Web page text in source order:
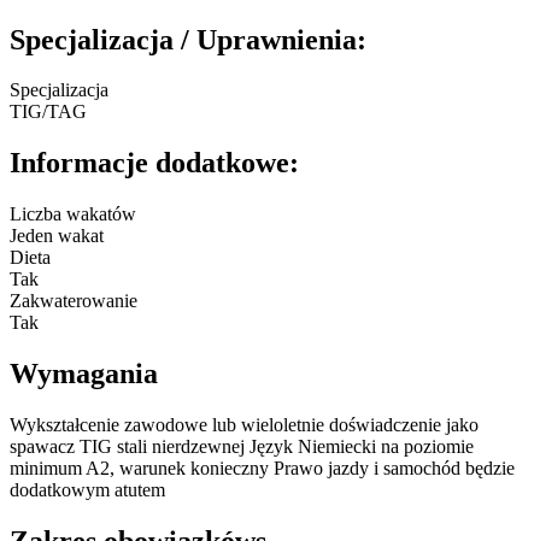
Specjalizacja / Uprawnienia:
Specjalizacja
TIG/TAG
Informacje dodatkowe:
Liczba wakatów
Jeden wakat
Dieta
Tak
Zakwaterowanie
Tak
Wymagania
Wykształcenie zawodowe lub wieloletnie doświadczenie jako
spawacz TIG stali nierdzewnej Język Niemiecki na poziomie
minimum A2, warunek konieczny Prawo jazdy i samochód będzie
dodatkowym atutem